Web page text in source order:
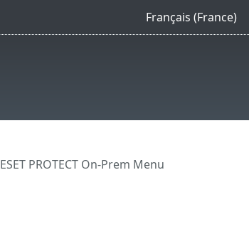
Français (France)
ESET PROTECT On-Prem Menu